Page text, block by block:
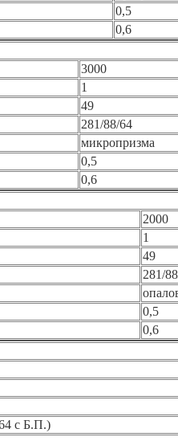
0,5
0,6
3000
1
49
281/88/64
микропризма
0,5
0,6
2000
1
49
281/
0,5
0,6
с Б.П.)